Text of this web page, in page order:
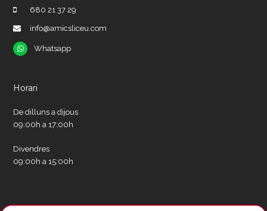
680 21 37 29
info@amicsliceu.com
Whatsapp
Whatsapp
Horari
De dilluns a dijous
09:00h a 17:00h
Divendres
09:00h a 15:00h
Xarxes socials